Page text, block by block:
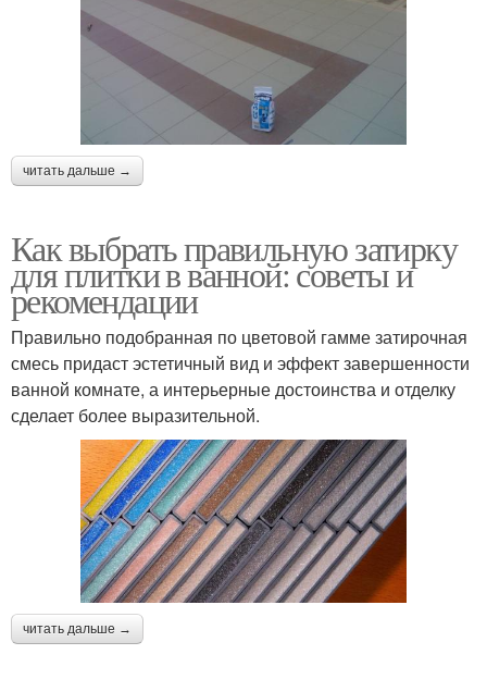
читать дальше →
Как выбрать правильную затирку
для плитки в ванной: советы и
рекомендации
Правильно подобранная по цветовой гамме затирочная
смесь придаст эстетичный вид и эффект завершенности
ванной комнате, а интерьерные достоинства и отделку
сделает более выразительной.
читать дальше →